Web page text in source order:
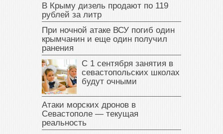
В Крыму дизель продают по 119
рублей за литр
При ночной атаке ВСУ погиб один
крымчанин и еще один получил
ранения
С 1 сентября занятия в
севастопольских школах
будут очными
Атаки морских дронов в
Севастополе — текущая
реальность